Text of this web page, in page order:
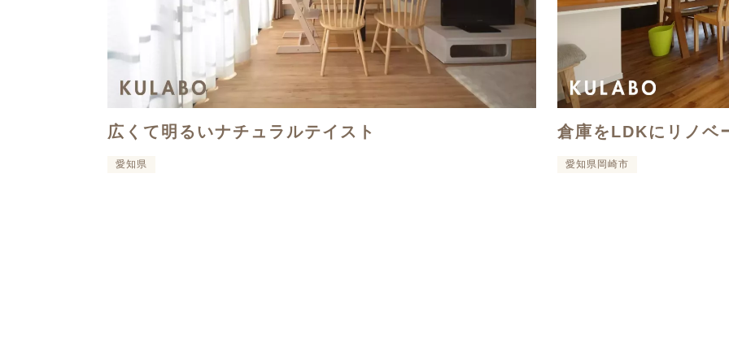
広くて明るいナチュラルテイスト
愛知県
倉庫をLDKにリノベ
愛知県岡崎市